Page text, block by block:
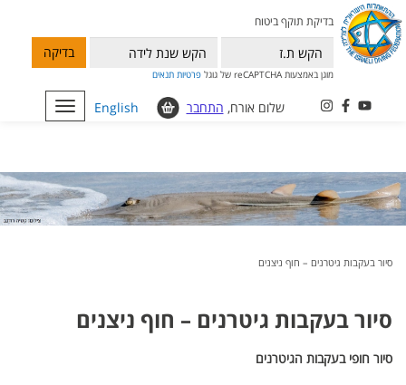
בדיקת תוקף ביטוח
בדיקה
מוגן באמצעות reCAPTCHA של גוגל פרטיות תנאים
Toggle
navigation
English שלום אורח, התחבר
סיור בעקבות גיטרנים – חוף ניצנים
סיור בעקבות גיטרנים – חוף ניצנים
סיור חופי בעקבות הגיטרנים